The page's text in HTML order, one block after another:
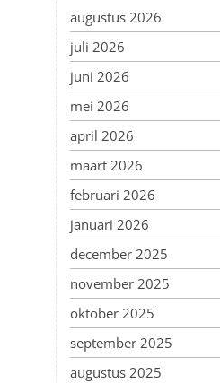
augustus 2026
juli 2026
juni 2026
mei 2026
april 2026
maart 2026
februari 2026
januari 2026
december 2025
november 2025
oktober 2025
september 2025
augustus 2025